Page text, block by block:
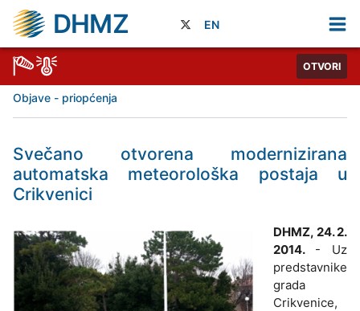
DHMZ EN
OTVORI
Objave - priopćenja
Svečano otvorena modernizirana
automatska meteorološka postaja u
Crikvenici
DHMZ, 24. 2.
2014. - Uz
predstavnike
grada
Crikvenice,